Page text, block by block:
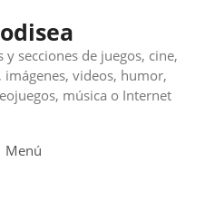
secciones de juegos, cine,
videos, humor,
música o Internet
Menú